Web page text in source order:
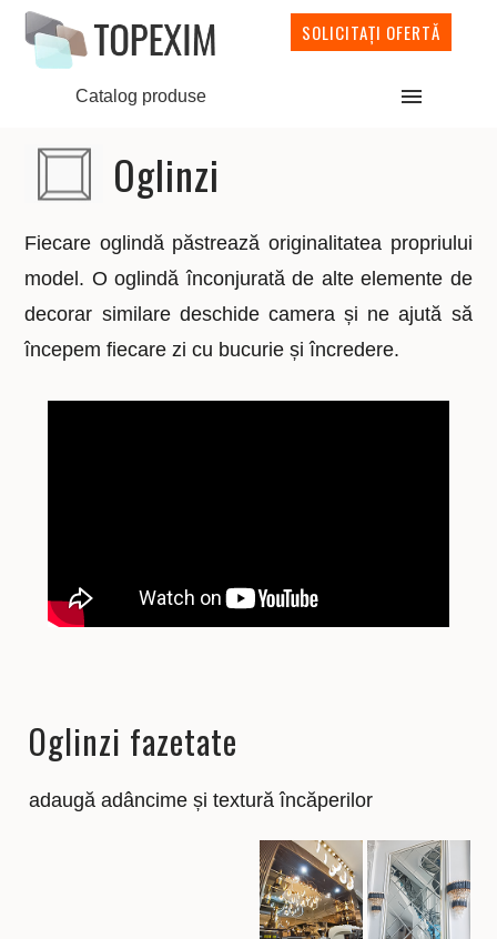
SOLICITAȚI OFERTĂ
Catalog produse
Oglinzi
Fiecare oglindă păstrează originalitatea propriului
model. O oglindă înconjurată de alte elemente de
decorar similare deschide camera și ne ajută să
începem fiecare zi cu bucurie și încredere.
Oglinzi fazetate
adaugă adâncime și textură încăperilor